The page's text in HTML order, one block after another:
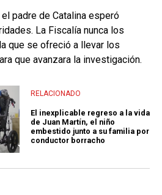
padre de Catalina esperó
La Fiscalía nunca los
que se ofreció a llevar los
que avanzara la investigación.
RELACIONADO
El inexplicable regreso a la vida
de Juan Martín, el niño
embestido junto a su familia por
conductor borracho